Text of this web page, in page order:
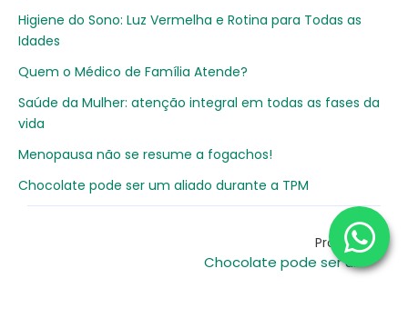
Higiene do Sono: Luz Vermelha e Rotina para Todas as
Idades
Quem o Médico de Família Atende?
Saúde da Mulher: atenção integral em todas as fases da
vida
Menopausa não se resume a fogachos!
Chocolate pode ser um aliado durante a TPM
Próximo
Chocolate pode ser um aliado durante a TPM